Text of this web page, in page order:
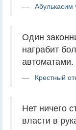
Один
награбит
автоматами.
Крестный
Нет ничего
власти в